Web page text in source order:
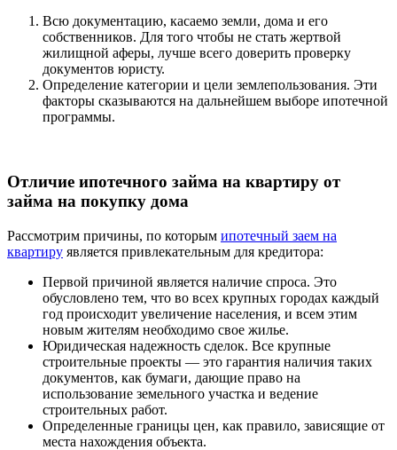
Всю документацию, касаемо земли, дома и его
собственников. Для того чтобы не стать жертвой
жилищной аферы, лучше всего доверить проверку
документов юристу.
Определение категории и цели землепользования. Эти
факторы сказываются на дальнейшем выборе ипотечной
программы.
Отличие ипотечного займа на квартиру от
займа на покупку дома
Рассмотрим причины, по которым ипотечный заем на
квартиру является привлекательным для кредитора:
Первой причиной является наличие спроса. Это
обусловлено тем, что во всех крупных городах каждый
год происходит увеличение населения, и всем этим
новым жителям необходимо свое жилье.
Юридическая надежность сделок. Все крупные
строительные проекты — это гарантия наличия таких
документов, как бумаги, дающие право на
использование земельного участка и ведение
строительных работ.
Определенные границы цен, как правило, зависящие от
места нахождения объекта.